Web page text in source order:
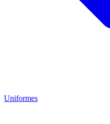
Uniformes